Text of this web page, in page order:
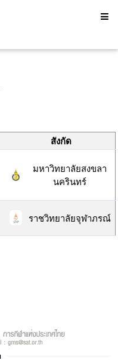
สังกัด
มหาวิทยาลัยสงขลา
นครินทร์
ราชวิทยาลัยจุฬาภรณ์